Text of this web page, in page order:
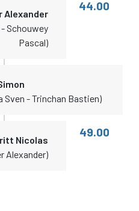
Alexander
Schouwey
Pascal)
44.00
Sven - Trinchan Bastien)
Nicolas
Alexander)
49.00